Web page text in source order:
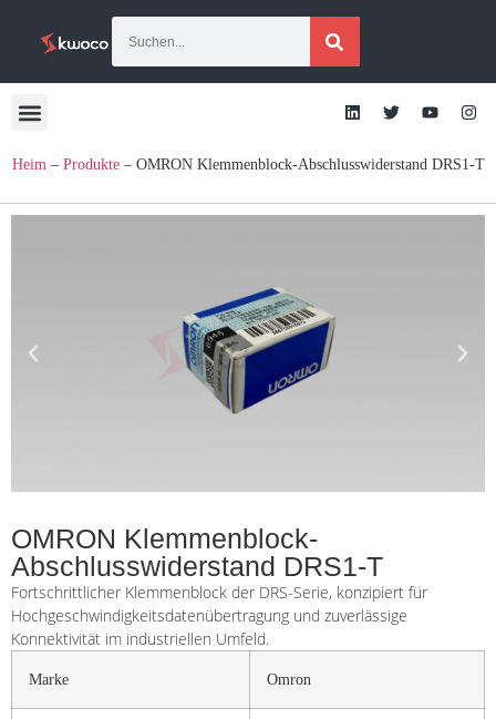
Heim – Produkte – OMRON Klemmenblock-Abschlusswiderstand DRS1-T
OMRON Klemmenblock-
Abschlusswiderstand DRS1-T
Fortschrittlicher Klemmenblock der DRS-Serie, konzipiert für
Hochgeschwindigkeitsdatenübertragung und zuverlässige
Konnektivität im industriellen Umfeld.
Marke Omron